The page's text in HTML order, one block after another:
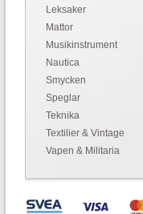
Leksaker
Mattor
Musikinstrument
Nautica
Smycken
Speglar
Teknika
Textilier & Vintage
Vapen & Militaria